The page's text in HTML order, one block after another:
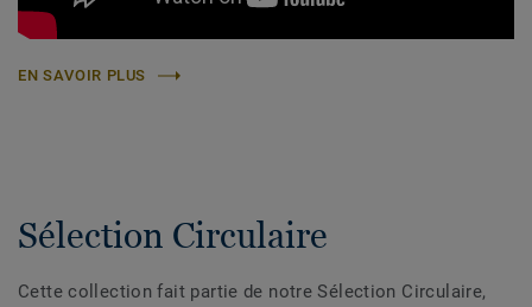
EN SAVOIR PLUS
Sélection Circulaire
Cette collection fait partie de notre Sélection Circulaire,